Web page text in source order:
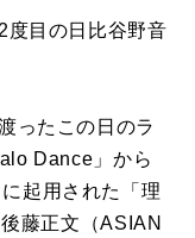
度目の日比谷野音
ったこの日のラ
Dance」から
起用された「理
藤正文（ASIAN